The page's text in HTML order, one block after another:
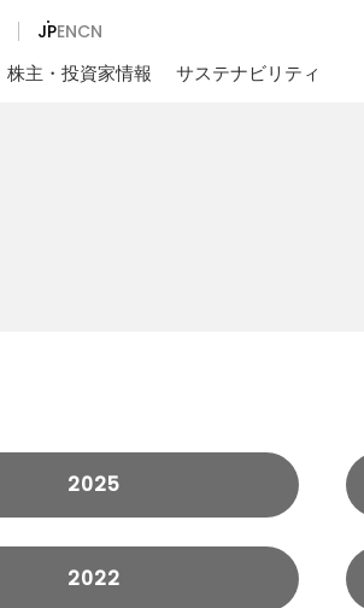
株主・投資家情報 サステナビリティ
JPENCN
2025
2022